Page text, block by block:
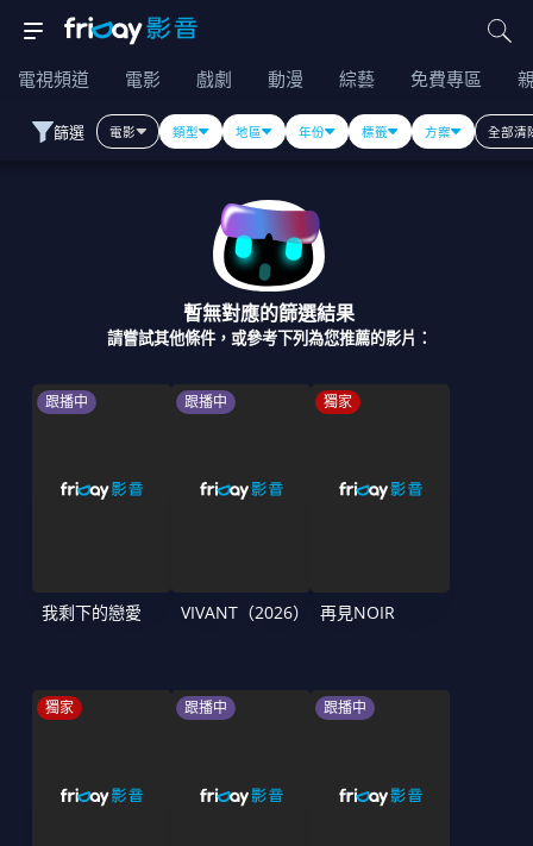
電視頻道 電影 戲劇 動漫 綜藝 免費專區
篩選 電影 類型 地區 年份 標籤 方案 全部清
暫無對應的篩選結果
請嘗試其他條件，或參考下列為您推薦的影片：
跟播中
我剩下的戀愛
跟播中
VIVANT（2026）
獨家
再見NOIR
獨家 跟播中 跟播中